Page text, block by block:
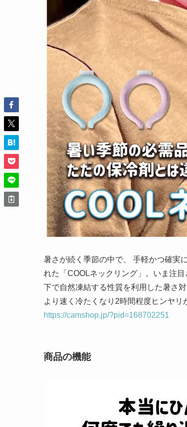
暑さが続く季節の中で、 手軽かつ確実
れた「COOLネックリング」。いま注
下で自然凍結する性質を利用した暑さ
より速く冷たくなり2時間程度ヒンヤリ
https://camshop.jp/?pid=168702251
商品の機能